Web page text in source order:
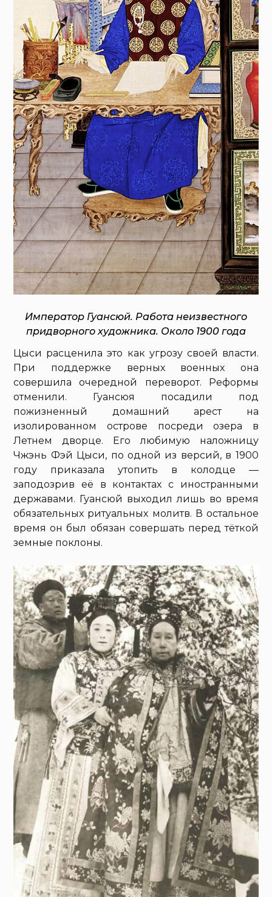
Император Гуансюй. Работа неизвестного
придворного художника. Около 1900 года
Цыси расценила это как угрозу своей власти.
При поддержке верных военных она
совершила очередной переворот. Реформы
отменили. Гуансюя посадили под
пожизненный домашний арест на
изолированном острове посреди озера в
Летнем дворце. Его любимую наложницу
Чжэнь Фэй Цыси, по одной из версий, в 1900
году приказала утопить в колодце —
заподозрив её в контактах с иностранными
державами. Гуансюй выходил лишь во время
обязательных ритуальных молитв. В остальное
время он был обязан совершать перед тёткой
земные поклоны.